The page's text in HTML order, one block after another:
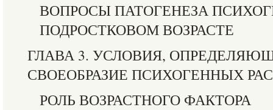
ВОПРОСЫ ПАТОГЕНЕЗА
ПОДРОСТКОВОМ ВОЗРАСТЕ
ГЛАВА 3. УСЛОВИЯ,
СВОЕОБРАЗИЕ ПСИХОГЕННЫХ
РОЛЬ ВОЗРАСТНОГО ФАКТОРА